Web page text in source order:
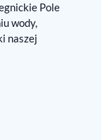
Pole
wody,
naszej